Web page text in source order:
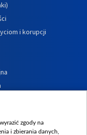
i korupcji
zgody na
i zbierania danych,